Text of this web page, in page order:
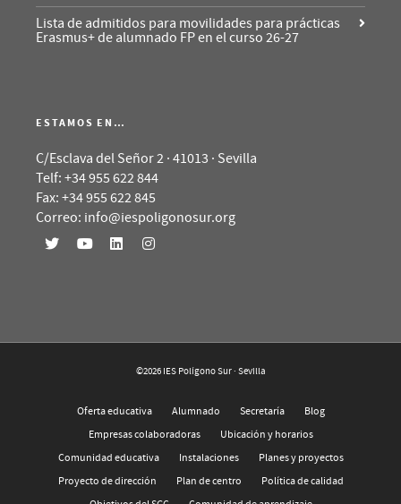
Lista de admitidos para movilidades para prácticas
Erasmus+ de alumnado FP en el curso 26-27
ESTAMOS EN…
C/Esclava del Señor 2 · 41013 · Sevilla
Telf: +34 955 622 844
Fax: +34 955 622 845
Correo: info@iespoligonosur.org
©2026 IES Polígono Sur · Sevilla
Oferta educativa Alumnado Secretaría
Blog
Empresas colaboradoras
Ubicación y horarios
Comunidad educativa
Instalaciones
Planes y proyectos
Proyecto de dirección
Plan de centro
Política de calidad